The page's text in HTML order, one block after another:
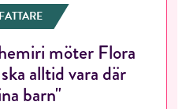
möter Flora
alltid vara där
barn"